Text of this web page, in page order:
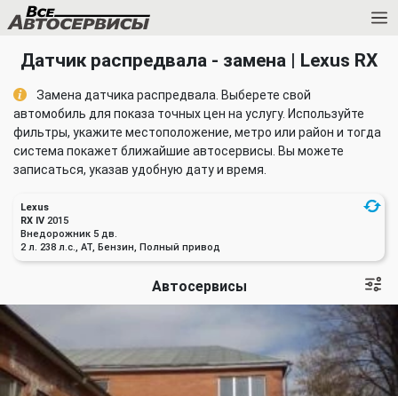
Датчик распредвала - замена | Lexus RX
Замена датчика распредвала. Выберете свой
автомобиль для показа точных цен на услугу. Используйте
фильтры, укажите местоположение, метро или район и тогда
система покажет ближайшие автосервисы. Вы можете
записаться, указав удобную дату и время.
Lexus
RX IV 2015
Внедорожник 5 дв.
2 л. 238 л.с., AT, Бензин, Полный привод
Автосервисы